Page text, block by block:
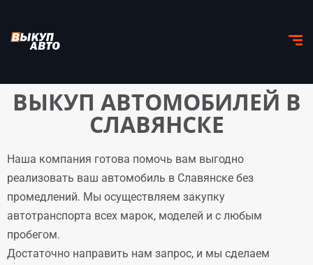
ВЫКУП АВТОМОБИЛЕЙ В
СЛАВЯНСКЕ
Наша компания готова помочь вам выгодно
реализовать ваш автомобиль в Славянске без
промедлений. Мы осуществляем закупку
автотранспорта всех марок, моделей и с любым
пробегом.
Достаточно направить нам запрос, и мы сделаем